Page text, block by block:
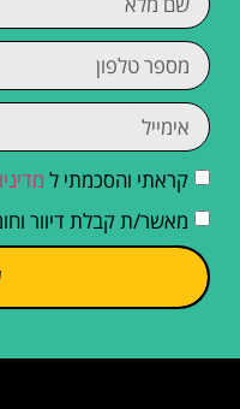
קראתי והסכמתי ל
מאשר/ת קבלת דיוור